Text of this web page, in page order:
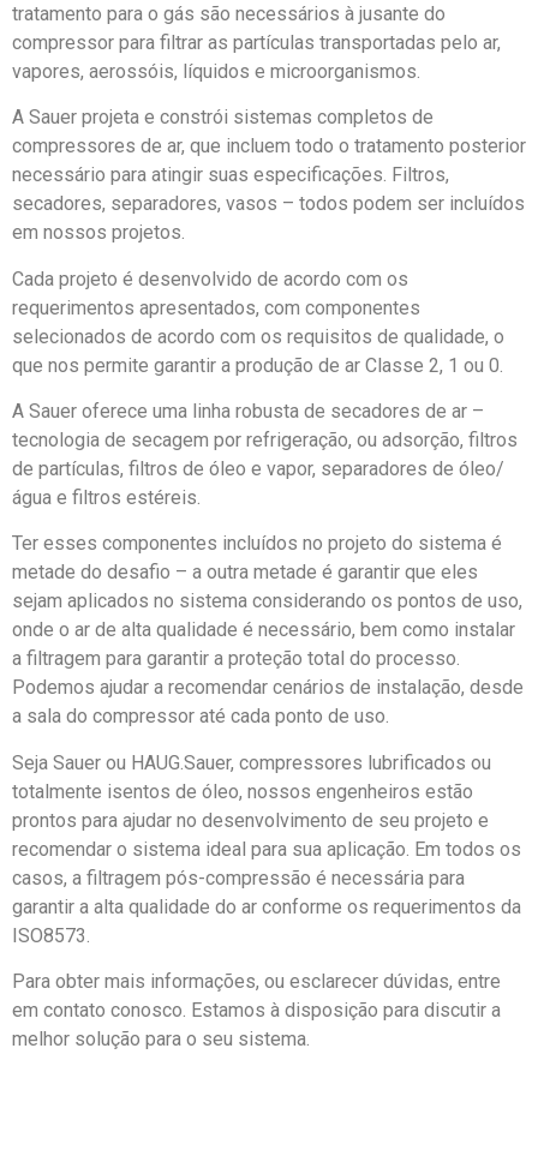
tratamento para o gás são necessários à jusante do
compressor para filtrar as partículas transportadas pelo ar,
vapores, aerossóis, líquidos e microorganismos.
A Sauer projeta e constrói sistemas completos de
compressores de ar, que incluem todo o tratamento posterior
necessário para atingir suas especificações. Filtros,
secadores, separadores, vasos – todos podem ser incluídos
em nossos projetos.
Cada projeto é desenvolvido de acordo com os
requerimentos apresentados, com componentes
selecionados de acordo com os requisitos de qualidade, o
que nos permite garantir a produção de ar Classe 2, 1 ou 0.
A Sauer oferece uma linha robusta de secadores de ar –
tecnologia de secagem por refrigeração, ou adsorção, filtros
de partículas, filtros de óleo e vapor, separadores de óleo/
água e filtros estéreis.
Ter esses componentes incluídos no projeto do sistema é
metade do desafio – a outra metade é garantir que eles
sejam aplicados no sistema considerando os pontos de uso,
onde o ar de alta qualidade é necessário, bem como instalar
a filtragem para garantir a proteção total do processo.
Podemos ajudar a recomendar cenários de instalação, desde
a sala do compressor até cada ponto de uso.
Seja Sauer ou HAUG.Sauer, compressores lubrificados ou
totalmente isentos de óleo, nossos engenheiros estão
prontos para ajudar no desenvolvimento de seu projeto e
recomendar o sistema ideal para sua aplicação. Em todos os
casos, a filtragem pós-compressão é necessária para
garantir a alta qualidade do ar conforme os requerimentos da
ISO8573.
Para obter mais informações, ou esclarecer dúvidas, entre
em contato conosco. Estamos à disposição para discutir a
melhor solução para o seu sistema.